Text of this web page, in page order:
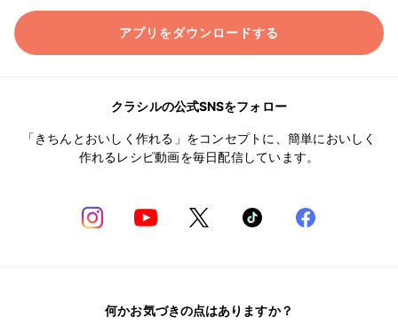
アプリをダウンロードする
クラシルの公式SNSをフォロー
「きちんとおいしく作れる」をコンセプトに、簡単においしく
作れるレシピ動画を毎日配信しています。
何かお気づきの点はありますか？